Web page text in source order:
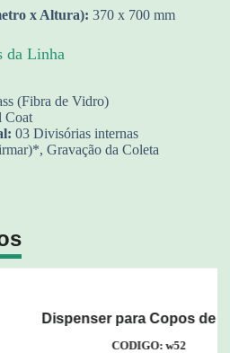
x Altura): 370 x 700 mm
da Linha
(Fibra de Vidro)
Coat
03 Divisórias internas
Gravação da Coleta